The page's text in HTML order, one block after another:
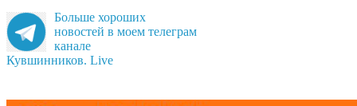
Больше хороших
новостей в моем телеграм
канале
Кувшинников. Live